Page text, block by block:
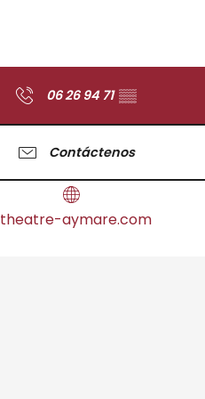
06 26 94 71 ▒▒
Contáctenos
theatre-aymare.com